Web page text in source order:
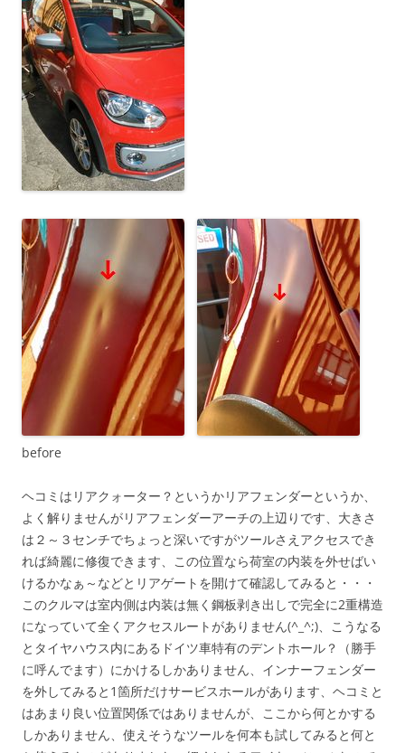
before
ヘコミはリアクォーター？というかリアフェンダーというか、
よく解りませんがリアフェンダーアーチの上辺りです、大きさ
は２～３センチでちょっと深いですがツールさえアクセスでき
れば綺麗に修復できます、この位置なら荷室の内装を外せばい
けるかなぁ～などとリアゲートを開けて確認してみると・・・
このクルマは室内側は内装は無く鋼板剥き出しで完全に2重構造
になっていて全くアクセスルートがありません(^_^;)、こうなる
とタイヤハウス内にあるドイツ車特有のデントホール？（勝手
に呼んでます）にかけるしかありません、インナーフェンダー
を外してみると1箇所だけサービスホールがあります、ヘコミと
はあまり良い位置関係ではありませんが、ここから何とかする
しかありません、使えそうなツールを何本も試してみると何と